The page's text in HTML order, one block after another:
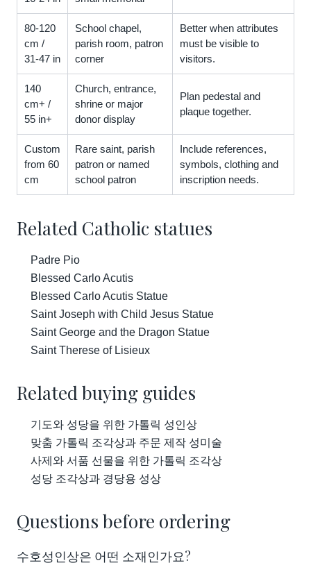
80-120
cm /
31-47 in
School chapel,
parish room, patron
corner
Better when attributes
must be visible to
visitors.
140
cm+ /
55 in+
Church, entrance,
shrine or major
donor display
Plan pedestal and
plaque together.
Custom
from 60
cm
Rare saint, parish
patron or named
school patron
Include references,
symbols, clothing and
inscription needs.
Related Catholic statues
Padre Pio
Blessed Carlo Acutis
Blessed Carlo Acutis Statue
Saint Joseph with Child Jesus Statue
Saint George and the Dragon Statue
Saint Therese of Lisieux
Related buying guides
기도와 성당을 위한 가톨릭 성인상
맞춤 가톨릭 조각상과 주문 제작 성미술
사제와 서품 선물을 위한 가톨릭 조각상
성당 조각상과 경당용 성상
Questions before ordering
수호성인상은 어떤 소재인가요?